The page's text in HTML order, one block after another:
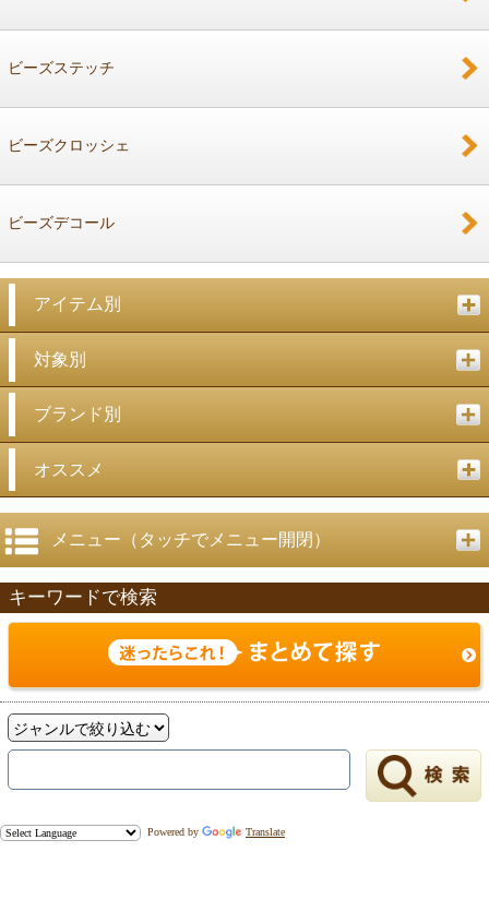
ビーズステッチ
ビーズクロッシェ
ビーズデコール
アイテム別
対象別
ブランド別
オススメ
メニュー（タッチでメニュー開閉）
キーワードで検索
Powered by Translate